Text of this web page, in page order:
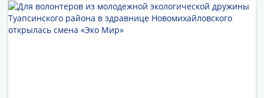
Муниципальное имущество